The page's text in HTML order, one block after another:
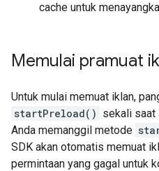
cache untuk
Memulai pramuat
Untuk mulai memuat iklan,
startPreload() sekali saat
Anda memanggil metode
SDK akan otomatis memuat
permintaan yang gagal untuk